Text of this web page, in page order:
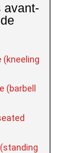
avant-
(kneeling
(barbell